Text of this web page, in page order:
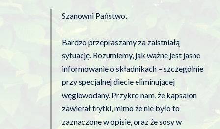
Szanowni Państwo,
Bardzo przepraszamy za zaistniałą
sytuację. Rozumiemy, jak ważne jest jasne
informowanie o składnikach – szczególnie
przy specjalnej diecie eliminującej
węglowodany. Przykro nam, że kapsalon
zawierał frytki, mimo że nie było to
zaznaczone w opisie, oraz że sosy w